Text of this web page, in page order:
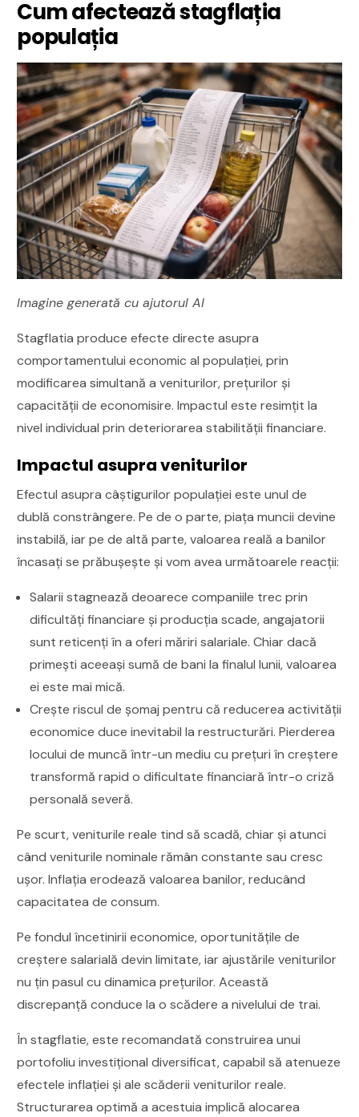
Cum afectează stagflația
populația
Imagine generată cu ajutorul AI
Stagflatia produce efecte directe asupra
comportamentului economic al populației, prin
modificarea simultană a veniturilor, prețurilor și
capacității de economisire. Impactul este resimțit la
nivel individual prin deteriorarea stabilității financiare.
Impactul asupra veniturilor
Efectul asupra câștigurilor populației este unul de
dublă constrângere. Pe de o parte, piața muncii devine
instabilă, iar pe de altă parte, valoarea reală a banilor
încasați se prăbușește și vom avea următoarele reacții:
Salarii stagnează deoarece companiile trec prin
dificultăți financiare și producția scade, angajatorii
sunt reticenți în a oferi măriri salariale. Chiar dacă
primești aceeași sumă de bani la finalul lunii, valoarea
ei este mai mică.
Crește riscul de șomaj pentru că reducerea activității
economice duce inevitabil la restructurări. Pierderea
locului de muncă într-un mediu cu prețuri în creștere
transformă rapid o dificultate financiară într-o criză
personală severă.
Pe scurt, veniturile reale tind să scadă, chiar și atunci
când veniturile nominale rămân constante sau cresc
ușor. Inflația erodează valoarea banilor, reducând
capacitatea de consum.
Pe fondul încetinirii economice, oportunitățile de
creștere salarială devin limitate, iar ajustările veniturilor
nu țin pasul cu dinamica prețurilor. Această
discrepanță conduce la o scădere a nivelului de trai.
În stagflatie, este recomandată construirea unui
portofoliu investițional diversificat, capabil să atenueze
efectele inflației și ale scăderii veniturilor reale.
Structurarea optimă a acestuia implică alocarea